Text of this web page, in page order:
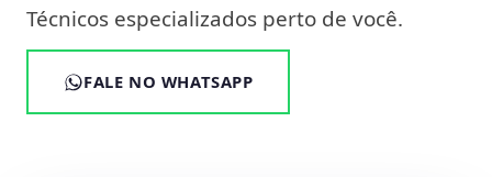
Técnicos especializados perto de você.
FALE NO WHATSAPP